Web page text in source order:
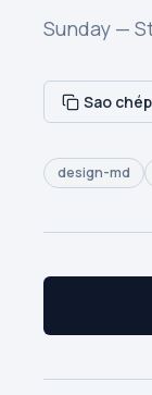
Sunday —
Sao
design-md